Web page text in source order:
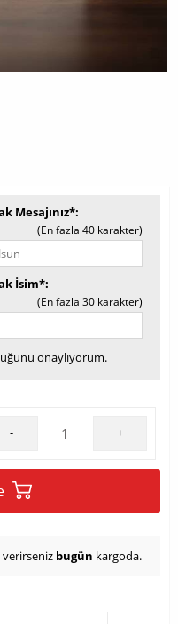
Mesajınız*
(En fazla 40 karakter)
İsim*
(En fazla 30 karakter)
onaylıyorum.
- +
bugün kargoda.